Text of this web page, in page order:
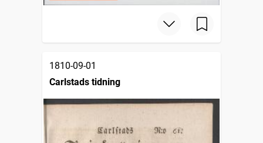
1810-09-01
Carlstads tidning